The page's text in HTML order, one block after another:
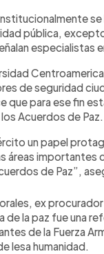
pública,
especialistas
de seguridad
que para ese fin
Acuerdos de Paz.
un papel
áreas importantes
de Paz”,
ex
de la paz fue una
de la Fuerza
lesa humanidad.